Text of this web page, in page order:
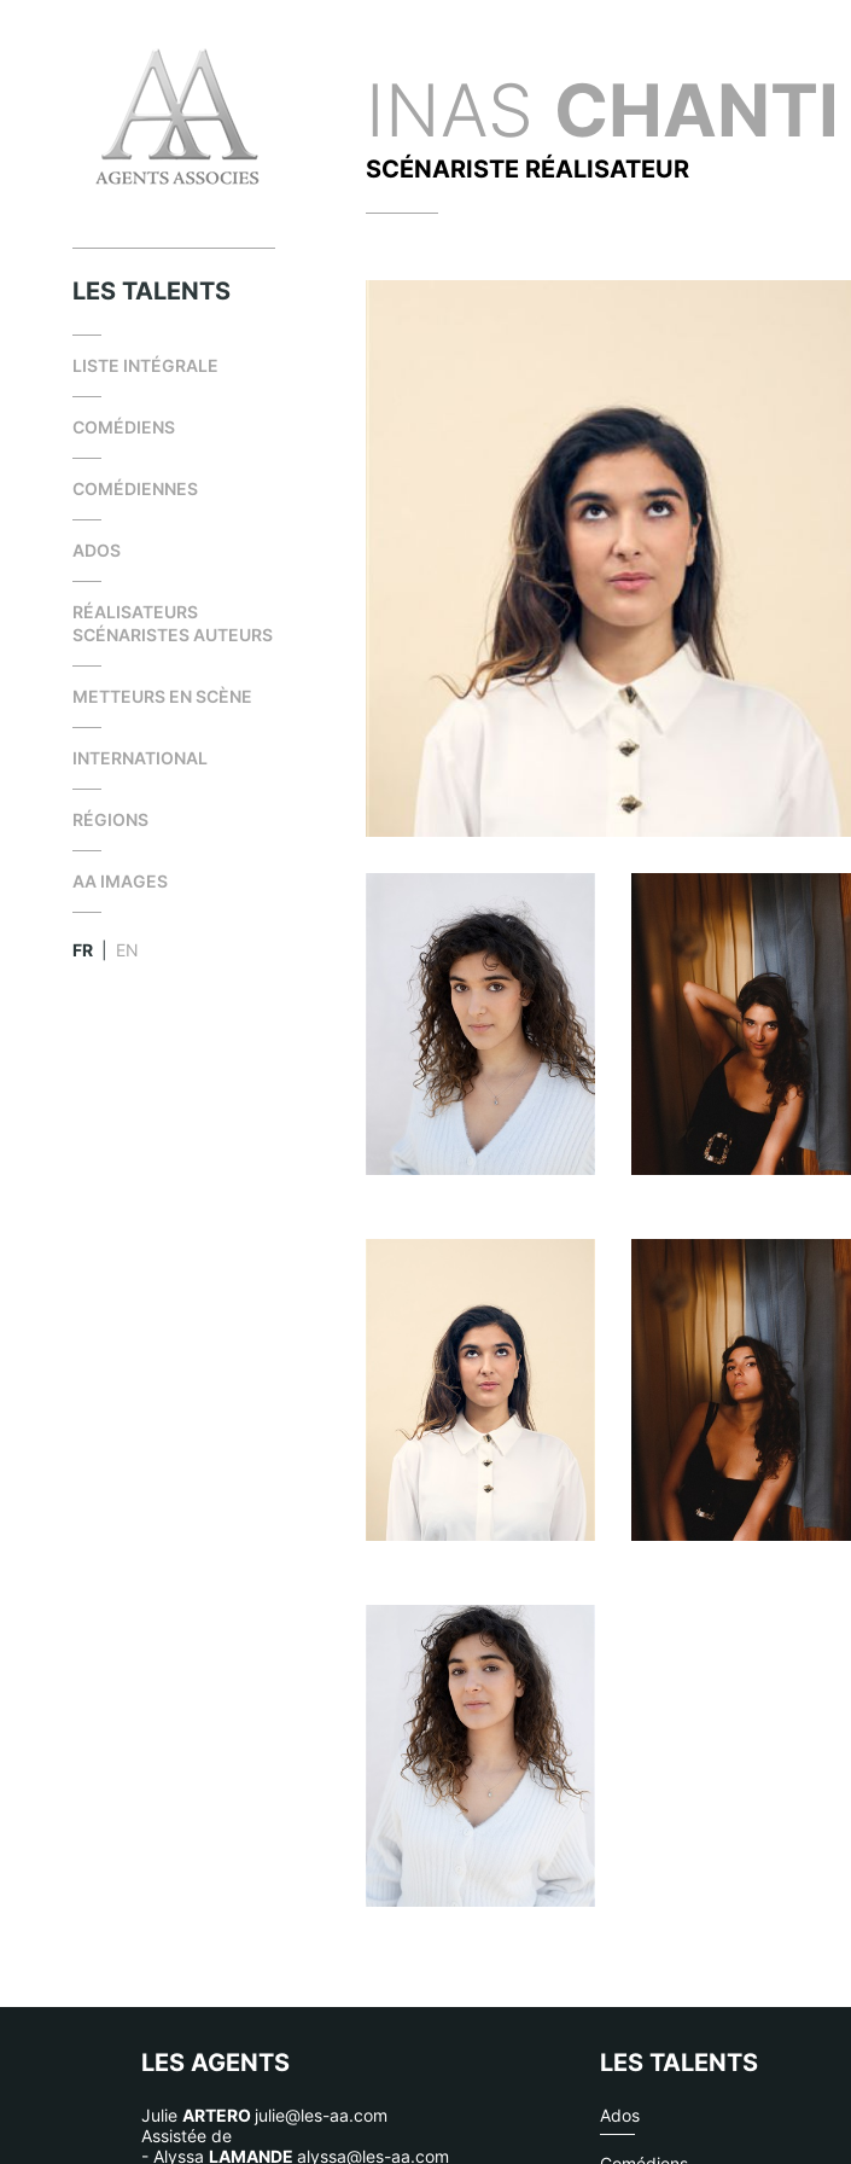
LES TALENTS
LISTE INTÉGRALE
COMÉDIENS
COMÉDIENNES
ADOS
RÉALISATEURS
SCÉNARISTES AUTEURS
METTEURS EN SCÈNE
INTERNATIONAL
RÉGIONS
AA IMAGES
FR EN
INAS CHANTI
SCÉNARISTE RÉALISATEUR
LES AGENTS
Julie ARTERO julie@les-aa.com
Assistée de
- Alyssa LAMANDE alyssa@les-aa.com
LES TALENTS
Ados